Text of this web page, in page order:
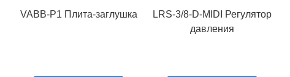
VABB-P1 Плита-заглушка
LRS-3/8-D-MIDI Регулятор
давления